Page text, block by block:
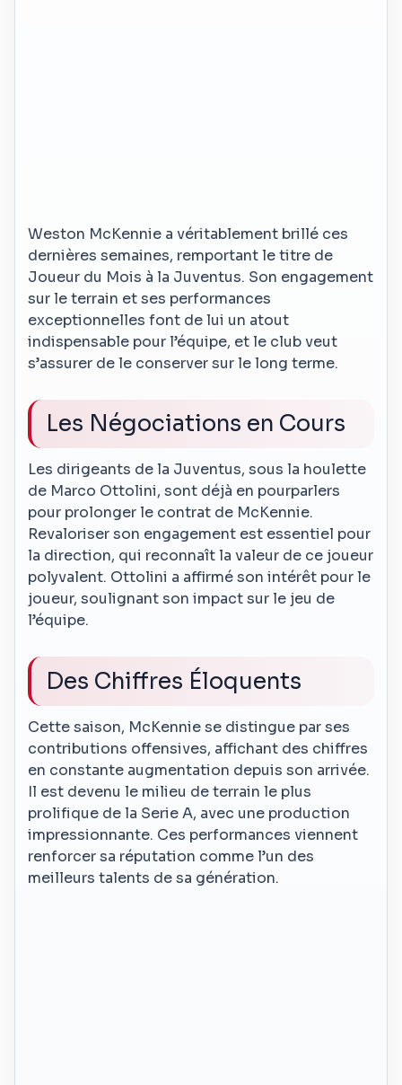
Weston McKennie a véritablement brillé ces
dernières semaines, remportant le titre de
Joueur du Mois à la Juventus. Son engagement
sur le terrain et ses performances
exceptionnelles font de lui un atout
indispensable pour l’équipe, et le club veut
s’assurer de le conserver sur le long terme.
Les Négociations en Cours
Les dirigeants de la Juventus, sous la houlette
de Marco Ottolini, sont déjà en pourparlers
pour prolonger le contrat de McKennie.
Revaloriser son engagement est essentiel pour
la direction, qui reconnaît la valeur de ce joueur
polyvalent. Ottolini a affirmé son intérêt pour le
joueur, soulignant son impact sur le jeu de
l’équipe.
Des Chiffres Éloquents
Cette saison, McKennie se distingue par ses
contributions offensives, affichant des chiffres
en constante augmentation depuis son arrivée.
Il est devenu le milieu de terrain le plus
prolifique de la Serie A, avec une production
impressionnante. Ces performances viennent
renforcer sa réputation comme l’un des
meilleurs talents de sa génération.